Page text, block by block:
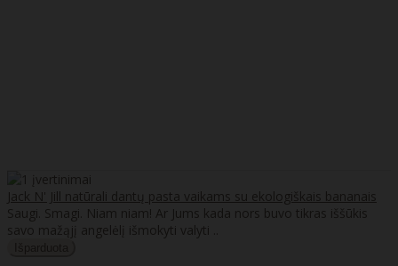
Jack N' Jill natūrali dantų pasta vaikams su ekologiškais bananais
Saugi. Smagi. Niam niam! Ar Jums kada nors buvo tikras iššūkis
savo mažąjį angelėlį išmokyti valyti ..